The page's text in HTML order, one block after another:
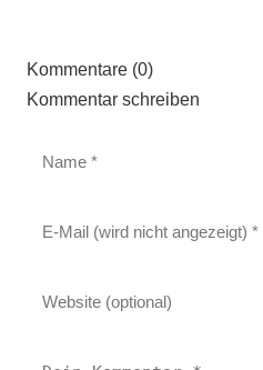
Kommentare (0)
Kommentar schreiben